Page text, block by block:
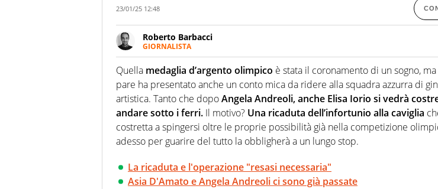
23/01/25 12:48
Roberto Barbacci
GIORNALISTA
Giornalista (pubblicista) sportivo a tutto campo, è il tuttologo di Virgilio
chiedergli di boxe, di scherma, di volley o di curling: ve ne farà
Quella medaglia d’argento olimpico è stata il coronamento di un sogno,
pare ha presentato anche un conto mica da ridere alla squadra azzurra di
artistica. Tanto che dopoAngela Andreoli, anche Elisa Iorio si vedrà
andare sotto i ferri. Il motivo? Una ricaduta dell’infortunio alla caviglia
costretta a spingersi oltre le proprie possibilità già nella competizione
adesso per guarire del tutto la obbligherà a un lungo stop.
La ricaduta e l'operazione "resasi necessaria"
Asia D'Amato e Angela Andreoli ci sono già passate